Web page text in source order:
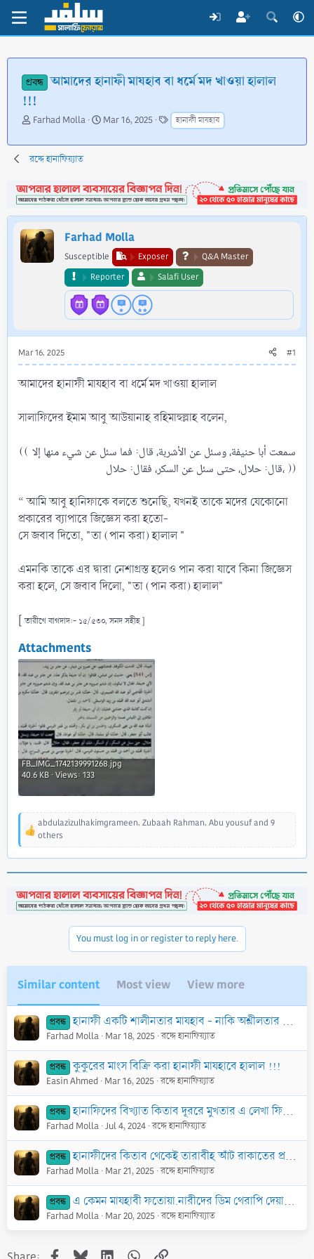
প্রবন্ধ আমাদের হানাফী মাযহাব বা ধর্মে মদ খাওয়া হালাল
!!!
T
r
e
d
s
r
t
e
Farhad Molla
S
a
d
a
Mar 16, 2025
T
a
g
হানাফী মাযহাব
রদ্দে হানাফিয়্যাত
Farhad Molla
Susceptible Exposer
Q&A Master
Reporter
Salafi User
Mar 16, 2025 #1
আমাদের হানাফী মাযহাব বা ধর্মে মদ খাওয়া হালাল
সালাফিদের ইমাম আবু আউয়ানাহ রহিমাহুল্লাহ বলেন,
(( سمعت أبا حنيفة، وسئل عن الأشربة، قال: فما سئل عن شيء منها إلا
قال: حلال، حتى سئل عن السكر، فقال: حلال، ))​
“ আমি আবু হানিফাকে বলতে শুনেছি, যখনই তাকে মদের যেকোনো
প্রকারের ব্যাপারে জিজ্ঞেস করা হতো-
সে জবাব দিতো, "তা (পান করা) হালাল "
এমনকি তাকে এর দ্বারা নেশাগ্রস্ত হলেও পান করা যাবে কিনা জিজ্ঞেস
করা হলে, সে জবাব দিলো, "তা (পান করা) হালাল"
[তারীখে বাগদাদ:- ১৫/৫৩০, সনদ সহীহ ]
Attachments
FB_IMG_1742139991268.jpg
40.6 KB · Views: 133
R
e
a
c
i
o
abdulazizulhakimgrameen, Zubaah Rahman, Abu yousufand 9
others
You must log in or register to reply here.
Similar content Most view View more
প্রবন্ধ হানাফী একটি শালীনতার মাযহাব - নাকি অশ্লীলতার মাযহাব ?
Farhad Molla Mar 18, 2025 রদ্দে হানাফিয়্যাত
প্রবন্ধ কুকুরের মাংস বিক্রি করা হানাফী মাযহাবে হালাল !!!
Easin Ahmed Mar 16, 2025 রদ্দে হানাফিয়্যাত
প্রবন্ধ হানাফিদের বিখ্যাত কিতাব দূররে মুখতার এ লেখা ফিক্বহ হানাফী অধ্যয়ন করা কোরআন শিক্ষার চেয়েও উত্তম নাউজুবিল্লাহ
Farhad Molla Jul 4, 2024 রদ্দে হানাফিয়্যাত
প্রবন্ধ হানাফীদের কিতাব থেকেই তারাবীহ আঁট রাকাতের প্রমান আলহামদুলিল্লাহ !!
Farhad Molla Mar 21, 2025 রদ্দে হানাফিয়্যাত
প্রবন্ধ এ কেমন মাযহাবী ফতোয়া.নারীদের ডিম থেরাপি দেয়ার ফতোয়া.... বাচ্চারা দূরে থাকো....
Farhad Molla Mar 20, 2025 রদ্দে হানাফিয়্যাত
Facebook
BlueskyLinkedInWhatsApp
Link